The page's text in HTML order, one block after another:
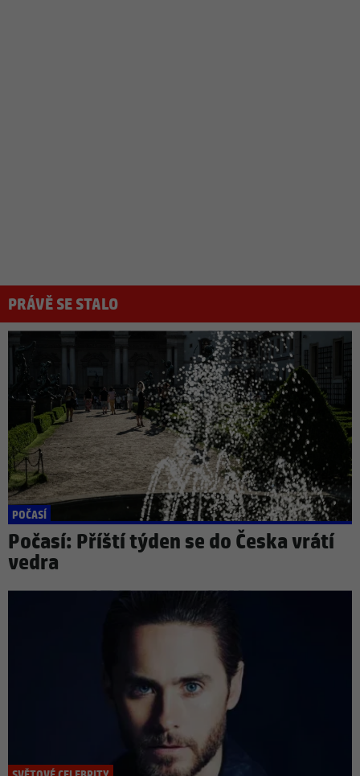
PRÁVĚ SE STALO
POČASÍ
Počasí: Příští týden se do Česka vrátí
vedra